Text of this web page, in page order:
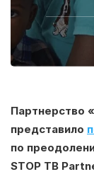
Партнерство
представило
по
STOP ТB